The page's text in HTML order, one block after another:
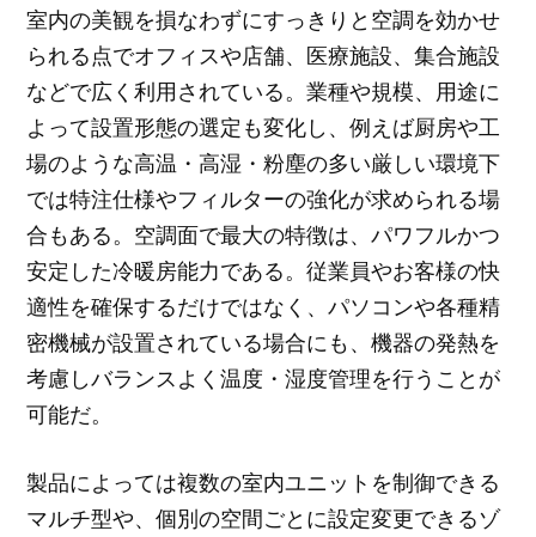
室内の美観を損なわずにすっきりと空調を効かせ
られる点でオフィスや店舗、医療施設、集合施設
などで広く利用されている。業種や規模、用途に
よって設置形態の選定も変化し、例えば厨房や工
場のような高温・高湿・粉塵の多い厳しい環境下
では特注仕様やフィルターの強化が求められる場
合もある。空調面で最大の特徴は、パワフルかつ
安定した冷暖房能力である。従業員やお客様の快
適性を確保するだけではなく、パソコンや各種精
密機械が設置されている場合にも、機器の発熱を
考慮しバランスよく温度・湿度管理を行うことが
可能だ。
製品によっては複数の室内ユニットを制御できる
マルチ型や、個別の空間ごとに設定変更できるゾ